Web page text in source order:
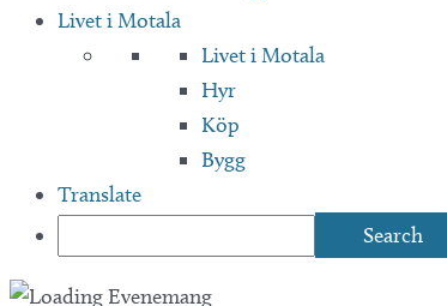
Livet i Motala
Livet i Motala
Hyr
Köp
Bygg
Translate